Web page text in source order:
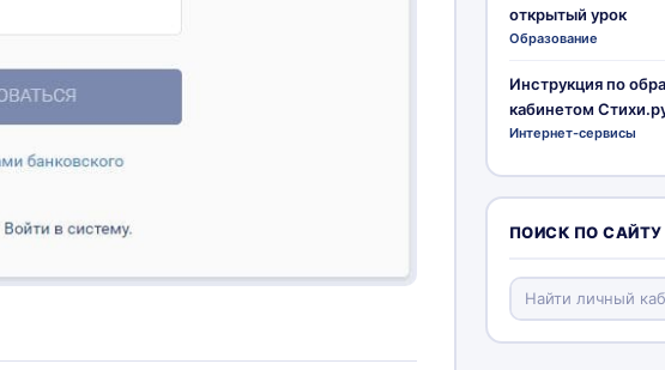
открытый урок
Образование
Инструкция по
кабинетом
Интернет-сервисы
ПОИСК ПО САЙТУ